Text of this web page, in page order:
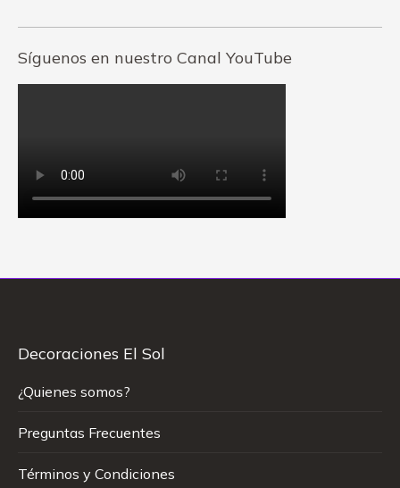
Síguenos en nuestro Canal YouTube
Decoraciones El Sol
¿Quienes somos?
Preguntas Frecuentes
Términos y Condiciones